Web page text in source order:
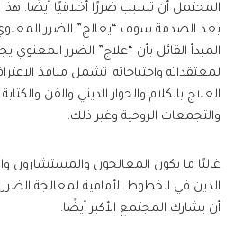
المحتمل أن تسبب ضررًا أخلاقيًا أيضًا.
بعد الصدمة سوف “يعالج” الضرر
المبدأ القائل بأن “علاج” الضرر المعنوي
لمعتقداته واحتياجاته. تشمل منافذ
العلاج بالكلام والحوار الديني والفن
والتجمعات الروحية وغير ذلك.
غالبًا ما يكون المعالجون والمستشارون
الدين في الخطوط الأمامية لمعالجة
أن يشارك المجتمع الأكبر أيضًا.